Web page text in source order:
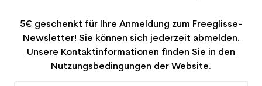
5€ geschenkt für Ihre Anmeldung zum Freeglisse-
Newsletter! Sie können sich jederzeit abmelden.
Unsere Kontaktinformationen finden Sie in den
Nutzungsbedingungen der Website.